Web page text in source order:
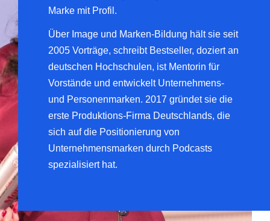
Marke mit Profil.
Über Image und Marken-Bildung hält sie seit
2005 Vorträge, schreibt Bestseller, doziert an
deutschen Hochschulen, ist Mentorin für
Vorstände und entwickelt Unternehmens-
und Personenmarken. 2017 gründet sie die
erste Produktions-Firma Deutschlands, die
sich auf die Positionierung von
Unternehmensmarken durch Podcasts
spezialisiert hat.